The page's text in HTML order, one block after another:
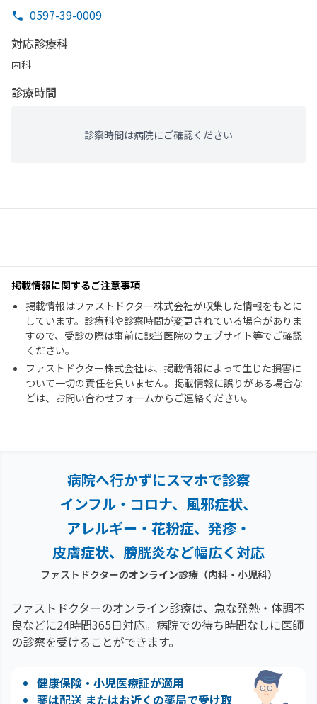
0597-39-0009
対応診療科
内科
診療時間
診察時間は病院にご確認ください
掲載情報に関するご注意事項
掲載情報はファストドクター株式会社が収集した情報をもとに
しています。診療科や診察時間が変更されている場合がありま
すので、受診の際は事前に該当医院のウェブサイト等でご確認
ください。
ファストドクター株式会社は、掲載情報によって生じた損害に
ついて一切の責任を負いません。掲載情報に誤りがある場合な
どは、お問い合わせフォームからご連絡ください。
病院へ行かずにスマホで診察
インフル・コロナ、風邪症状、
アレルギー・花粉症、 発疹・
皮膚症状、膀胱炎など幅広く対応
ファストドクターのオンライン診療（内科・小児科）
ファストドクターのオンライン診療は、急な発熱・体調不
良などに24時間365日対応。 病院での待ち時間なしに医師
の診察を受けることができます。
健康保険・小児医療証が適用
薬は配送 またはお近くの薬局で受け取